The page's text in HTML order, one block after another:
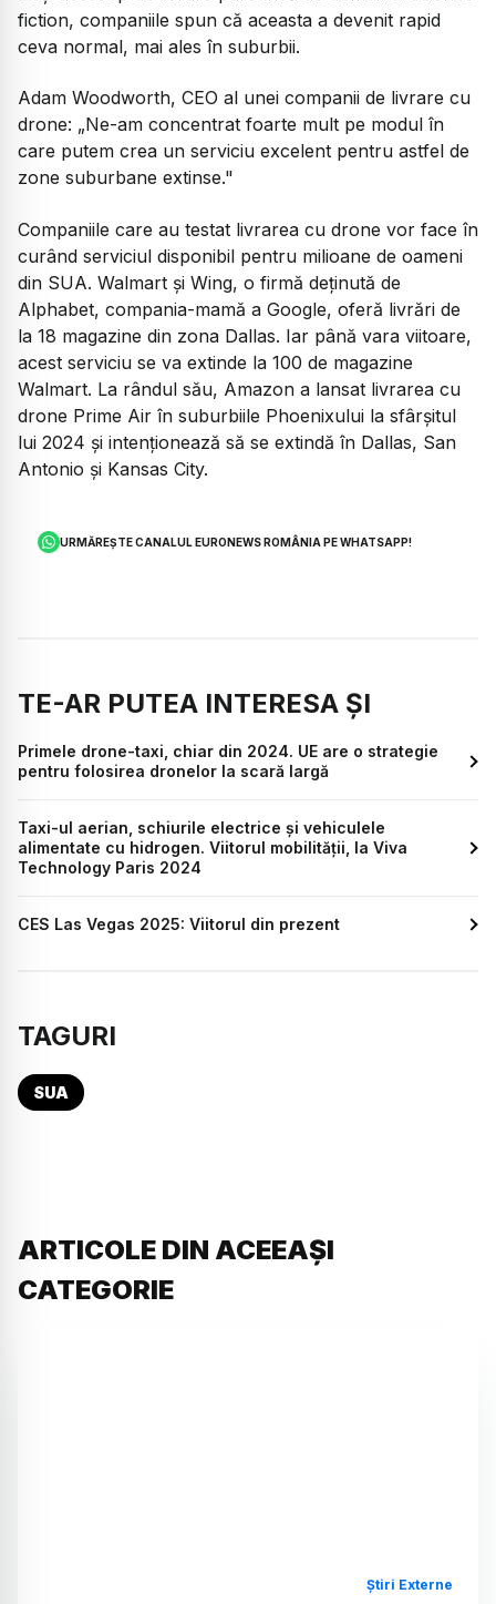
fiction, companiile spun că aceasta a devenit rapid
ceva normal, mai ales în suburbii.
Adam Woodworth, CEO al unei companii de livrare cu
drone: „Ne-am concentrat foarte mult pe modul în
care putem crea un serviciu excelent pentru astfel de
zone suburbane extinse."
Companiile care au testat livrarea cu drone vor face în
curând serviciul disponibil pentru milioane de oameni
din SUA. Walmart și Wing, o firmă deținută de
Alphabet, compania-mamă a Google, oferă livrări de
la 18 magazine din zona Dallas. Iar până vara viitoare,
acest serviciu se va extinde la 100 de magazine
Walmart. La rândul său, Amazon a lansat livrarea cu
drone Prime Air în suburbiile Phoenixului la sfârșitul
lui 2024 și intenționează să se extindă în Dallas, San
Antonio și Kansas City.
URMĂREȘTE CANALUL EURONEWS ROMÂNIA PE WHATSAPP!
TE-AR PUTEA INTERESA ȘI
Primele drone-taxi, chiar din 2024. UE are o strategie
pentru folosirea dronelor la scară largă
Taxi-ul aerian, schiurile electrice și vehiculele
alimentate cu hidrogen. Viitorul mobilității, la Viva
Technology Paris 2024
CES Las Vegas 2025: Viitorul din prezent
TAGURI
SUA
ARTICOLE DIN ACEEAȘI
CATEGORIE
Știri Externe